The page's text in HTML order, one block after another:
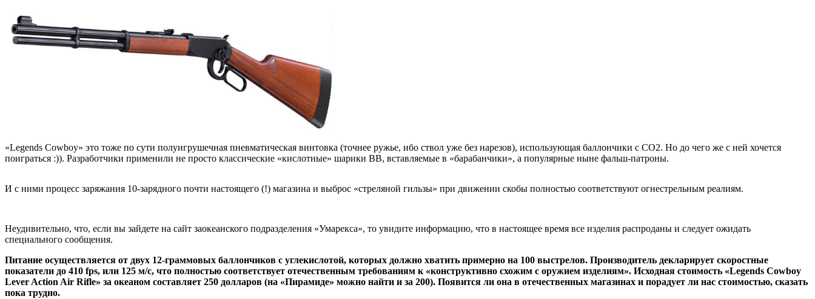
«Legends Cowboy» это тоже по сути полуигрушечная пневматическая винтовка (точнее ружье, ибо ствол уже без нарезов), использующая баллончики с СО2. Но до чего же с ней хочется
поиграться :)). Разработчики применили не просто классические «кислотные» шарики ВВ, вставляемые в «барабанчики», а популярные ныне фальш-патроны.
И с ними процесс заряжания 10-зарядного почти настоящего (!) магазина и выброс «стреляной гильзы» при движении скобы полностью соответствуют огнестрельным реалиям.
Неудивительно, что, если вы зайдете на сайт заокеанского подразделения «Умарекса», то увидите информацию, что в настоящее время все изделия распроданы и следует ожидать
специального сообщения.
Питание осуществляется от двух 12-граммовых баллончиков с углекислотой, которых должно хватить примерно на 100 выстрелов. Производитель декларирует скоростные
показатели до 410 fps, или 125 м/с, что полностью соответствует отечественным требованиям к «конструктивно схожим с оружием изделиям». Исходная стоимость «Legends Cowboy
Lever Action Air Rifle» за океаном составляет 250 долларов (на «Пирамиде» можно найти и за 200). Появится ли она в отечественных магазинах и порадует ли нас стоимостью, сказать
пока трудно.